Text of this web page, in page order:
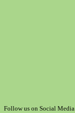
Follow us on Social Media